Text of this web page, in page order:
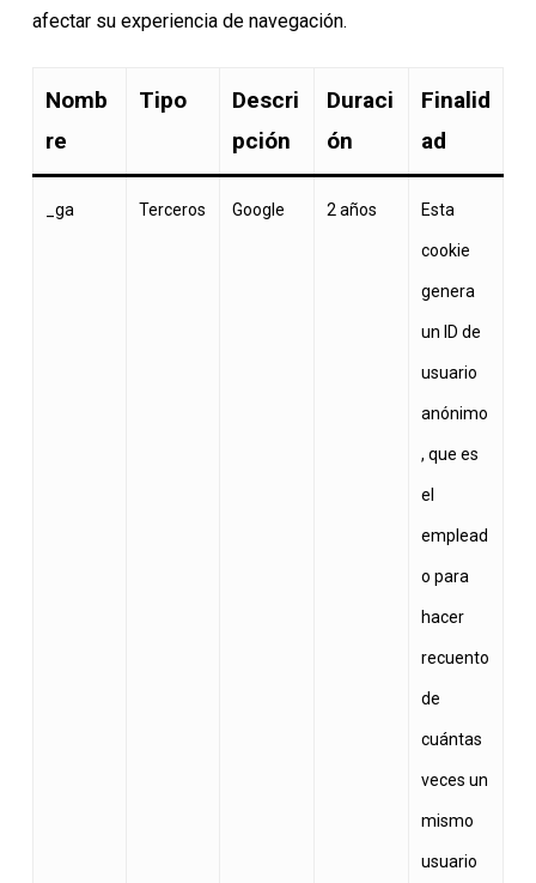
afectar su experiencia de navegación.
Nomb
re
Tipo
Descri
pción
Duraci
ón
Finalid
ad
_ga Terceros Google 2 años Esta
cookie
genera
un ID de
usuario
anónimo
, que es
el
emplead
o para
hacer
recuento
de
cuántas
veces un
mismo
usuario